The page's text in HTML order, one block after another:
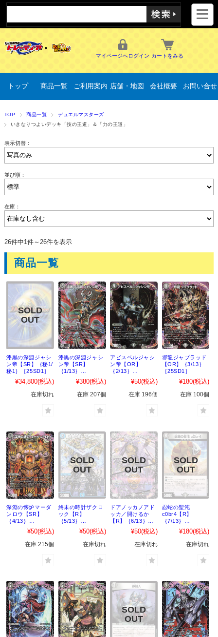
マイページへログイン カートをみる
トップ 商品一覧 ご利用案内 店舗・地図 会社概要 お問い合せ
TOP 商品一覧
デュエルマスターズ
いきなりつよいデッキ「技の王道」＆「力の王道」
表示切替：
並び順：
在庫：
26件中1件～26件を表示
商品一覧
漆黒の深淵ジャシ
ン帝【SR】｛秘1/
秘1｝［25SD1］
¥34,800(税込)
在庫切れ
漆黒の深淵ジャシ
ン帝【SR】
｛1/13｝
［25SD1］
¥380(税込)
在庫 207個
アビスベルジャシ
ン帝【OR】
｛2/13｝
［25SD1］
¥50(税込)
在庫 196個
邪龍ジャブラッド
【OR】｛3/13｝
［25SD1］
¥180(税込)
在庫 100個
深淵の懐炉マーダ
ンロウ【SR】
｛4/13｝
［25SD1］
¥50(税込)
在庫 215個
終末の時計ザクロ
ック【R】
｛5/13｝
［25SD1］
¥50(税込)
在庫切れ
ドアノッカノアド
ッカ／開けるか
【R】｛6/13｝
［25SD1］
¥50(税込)
在庫切れ
忍蛇の聖沌
c0br4【R】
｛7/13｝
［25SD1］
¥180(税込)
在庫切れ